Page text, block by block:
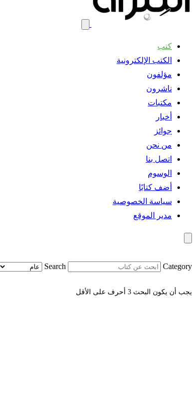
كتب
الكتب الإلكترونية
مؤلفون
ناشرون
مكتبات
أخبار
جوائز
من نحن
اتصل بنا
الوسوم
أضف كتابًا
سياسة الخصوصية
مدير الموقع
Search Category
يجب أن يكون البحث 3 أحرف على الأقل